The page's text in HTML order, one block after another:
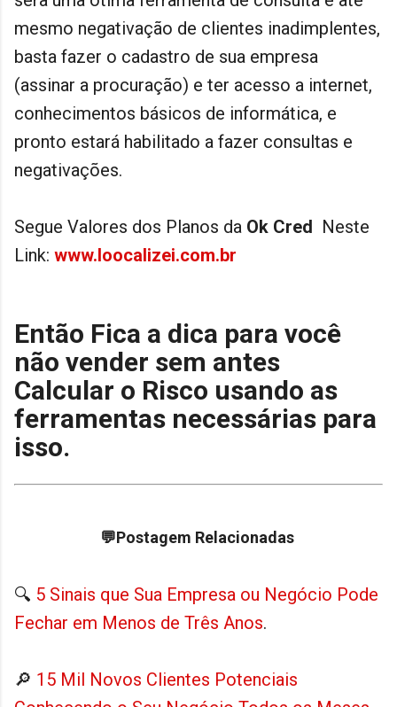
mesmo negativação de clientes inadimplentes,
basta fazer o cadastro de sua empresa
(assinar a procuração) e ter acesso a internet,
conhecimentos básicos de informática, e
pronto estará habilitado a fazer consultas e
negativações.
Segue Valores dos Planos da Ok Cred Neste
Link: www.loocalizei.com.br
Então Fica a dica para você
não vender sem antes
Calcular o Risco usando as
ferramentas necessárias para
isso.
💬Postagem Relacionadas
🔍 5 Sinais que Sua Empresa ou Negócio Pode
Fechar em Menos de Três Anos.
🔎 15 Mil Novos Clientes Potenciais